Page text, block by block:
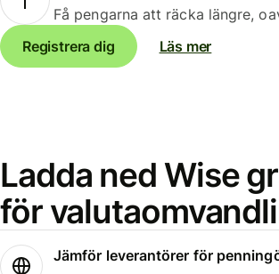
Få pengarna att räcka längre,
Registrera dig
Läs mer
Ladda ned Wise
för
Jämför leverantörer för